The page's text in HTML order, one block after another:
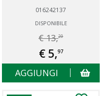
016242137
DISPONIBILE
€ 13,20
€ 5,97
AGGIUNGI